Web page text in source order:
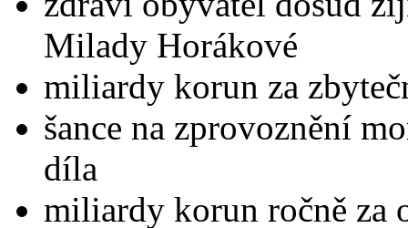
Milady Horákové
miliardy korun za
šance na zprovoznění
díla
miliardy korun ročně za